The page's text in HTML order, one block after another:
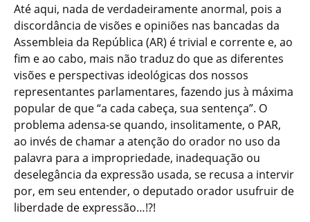
Até aqui, nada de verdadeiramente anormal, pois a
discordância de visões e opiniões nas bancadas da
Assembleia da República (AR) é trivial e corrente e, ao
fim e ao cabo, mais não traduz do que as diferentes
visões e perspectivas ideológicas dos nossos
representantes parlamentares, fazendo jus à máxima
popular de que “a cada cabeça, sua sentença”. O
problema adensa-se quando, insolitamente, o PAR,
ao invés de chamar a atenção do orador no uso da
palavra para a impropriedade, inadequação ou
deselegância da expressão usada, se recusa a intervir
por, em seu entender, o deputado orador usufruir de
liberdade de expressão…!?!